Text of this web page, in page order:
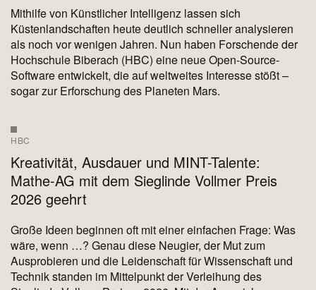
Mithilfe von Künstlicher Intelligenz lassen sich
Küstenlandschaften heute deutlich schneller analysieren
als noch vor wenigen Jahren. Nun haben Forschende der
Hochschule Biberach (HBC) eine neue Open-Source-
Software entwickelt, die auf weltweites Interesse stößt –
sogar zur Erforschung des Planeten Mars.
HBC
Kreativität, Ausdauer und MINT-Talente:
Mathe-AG mit dem Sieglinde Vollmer Preis
2026 geehrt
Große Ideen beginnen oft mit einer einfachen Frage: Was
wäre, wenn …? Genau diese Neugier, der Mut zum
Ausprobieren und die Leidenschaft für Wissenschaft und
Technik standen im Mittelpunkt der Verleihung des